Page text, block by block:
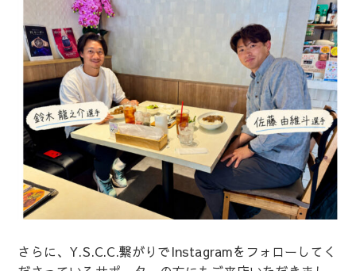
さらに、Y.S.C.C.繋がりでInstagramをフォローしてく